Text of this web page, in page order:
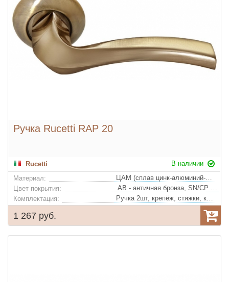
Ручка Rucetti RAP 20
Rucetti
В наличии
Материал:
ЦАМ (сплав цинк-алюминий-медь)
Цвет покрытия:
AB - античная бронза, SN/CP - белый никель/полированный хром
Комплектация:
Ручка 2шт, крепёж, стяжки, квадрат
1 267 руб.